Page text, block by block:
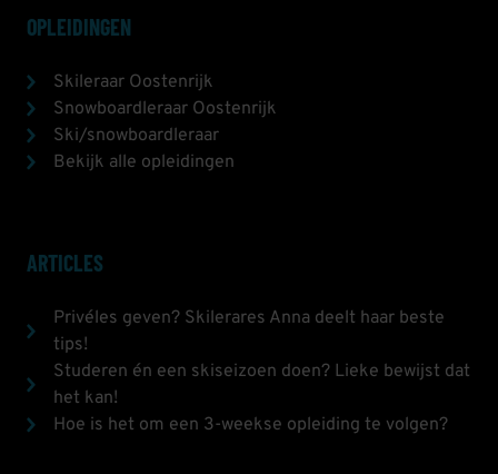
OPLEIDINGEN
Skileraar Oostenrijk
Snowboardleraar Oostenrijk
Ski/snowboardleraar
Bekijk alle opleidingen
ARTICLES
Privéles geven? Skilerares Anna deelt haar beste
tips!
Studeren én een skiseizoen doen? Lieke bewijst dat
het kan!
Hoe is het om een 3-weekse opleiding te volgen?